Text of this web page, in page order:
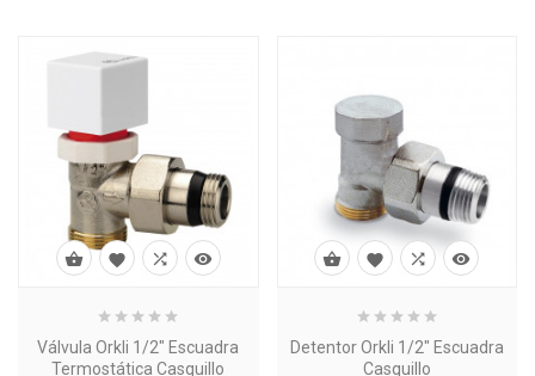
Válvula Orkli 1/2" Escuadra
Termostática Casquillo
   
Detentor Orkli 1/2" Escuadra
Casquillo
   